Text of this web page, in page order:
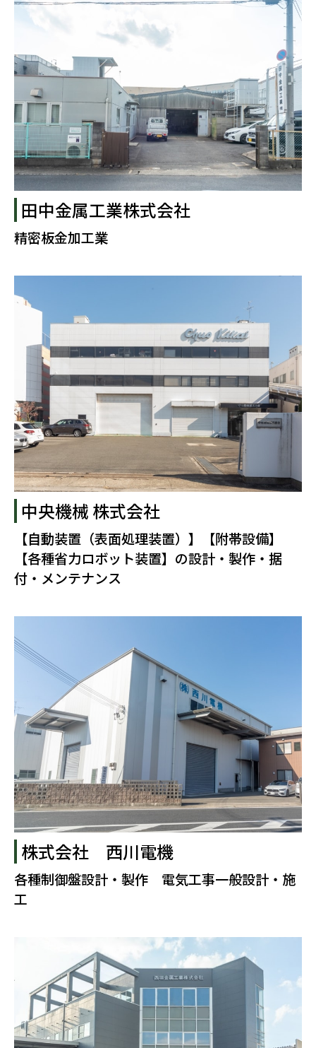
田中金属工業株式会社
精密板金加工業
中央機械 株式会社
【自動装置（表面処理装置）】【附帯設備】
【各種省力ロボット装置】の設計・製作・据
付・メンテナンス
株式会社 西川電機
各種制御盤設計・製作 電気工事一般設計・施
工